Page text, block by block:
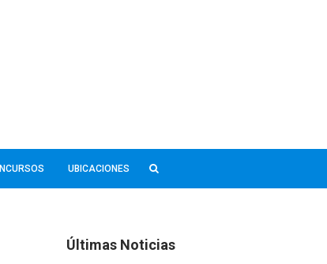
UBICACIONES
Últimas Noticias